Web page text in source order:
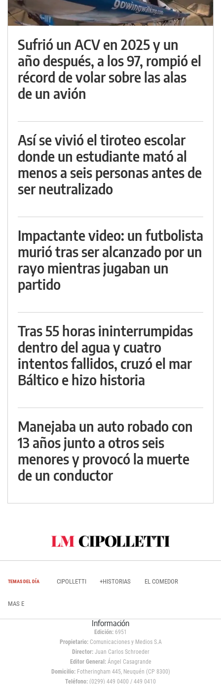
Sufrió un ACV en 2025 y un
año después, a los 97, rompió el
récord de volar sobre las alas
de un avión
Así se vivió el tiroteo escolar
donde un estudiante mató al
menos a seis personas antes de
ser neutralizado
Impactante video: un futbolista
murió tras ser alcanzado por un
rayo mientras jugaban un
partido
Tras 55 horas ininterrumpidas
dentro del agua y cuatro
intentos fallidos, cruzó el mar
Báltico e hizo historia
Manejaba un auto robado con
13 años junto a otros seis
menores y provocó la muerte
de un conductor
TEMAS DEL DÍA CIPOLLETTI +HISTORIAS EL COMEDOR
MAS E
Información
Edición: 6951
Propietario:Comunicaciones y Medios S.A
Director: Juan Carlos Schroeder
Editor General:Ángel Casagrande
Domicilio:Fotheringham 445, Neuquén (CP 8300)
Teléfono: (0299) 449 0400 / 449 0410